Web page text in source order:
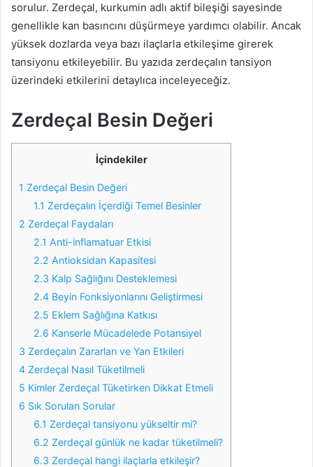
sorulur. Zerdeçal, kurkumin adlı aktif bileşiği sayesinde
genellikle kan basıncını düşürmeye yardımcı olabilir. Ancak
yüksek dozlarda veya bazı ilaçlarla etkileşime girerek
tansiyonu etkileyebilir. Bu yazıda zerdeçalın tansiyon
üzerindeki etkilerini detaylıca inceleyeceğiz.
Zerdeçal Besin Değeri
İçindekiler
1 Zerdeçal Besin Değeri
1.1 Zerdeçalın İçerdiği Temel Besinler
2 Zerdeçal Faydaları
2.1 Anti-inflamatuar Etkisi
2.2 Antioksidan Kapasitesi
2.3 Kalp Sağlığını Desteklemesi
2.4 Beyin Fonksiyonlarını Geliştirmesi
2.5 Eklem Sağlığına Katkısı
2.6 Kanserle Mücadelede Potansiyel
3 Zerdeçalın Zararları ve Yan Etkileri
4 Zerdeçal Nasıl Tüketilmeli
5 Kimler Zerdeçal Tüketirken Dikkat Etmeli
6 Sık Sorulan Sorular
6.1 Zerdeçal tansiyonu yükseltir mi?
6.2 Zerdeçal günlük ne kadar tüketilmeli?
6.3 Zerdeçal hangi ilaçlarla etkileşir?